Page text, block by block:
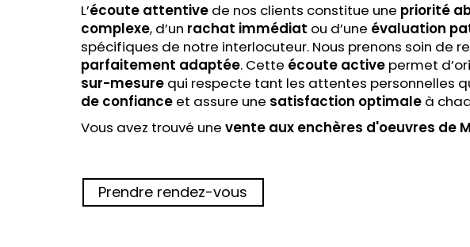
L’écoute attentive de nos clients constitue une priorité
complexe, d’un rachat immédiat ou d’une évaluation
spécifiques de notre interlocuteur. Nous prenons soin de
parfaitement adaptée. Cette écoute active permet
sur-mesure qui respecte tant les attentes personnelles
de confiance et assure une satisfaction optimale à
Vous avez trouvé une vente aux enchères d'oeuvres de
Prendre rendez-vous